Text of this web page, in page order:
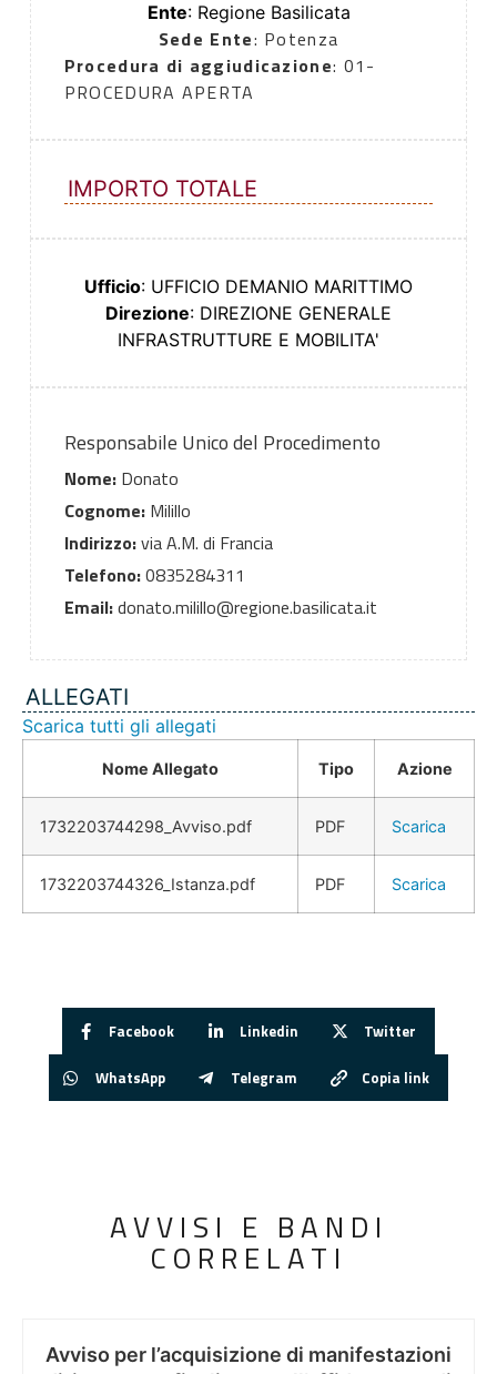
Ente: Regione Basilicata
Sede Ente: Potenza
Procedura di aggiudicazione: 01-
PROCEDURA APERTA
IMPORTO TOTALE
Ufficio: UFFICIO DEMANIO MARITTIMO
Direzione: DIREZIONE GENERALE
INFRASTRUTTURE E MOBILITA'
Responsabile Unico del Procedimento
Nome:Donato
Cognome:Milillo
Indirizzo:via A.M. di Francia
Telefono:0835284311
Email:donato.milillo@regione.basilicata.it
ALLEGATI
Scarica tutti gli allegati
Nome Allegato Tipo Azione
1732203744298_Avviso.pdf PDF Scarica
1732203744326_Istanza.pdf PDF Scarica
Facebook Linkedin Twitter
WhatsApp Telegram Copia link
AVVISI E BANDI
CORRELATI
Avviso per l’acquisizione di manifestazioni